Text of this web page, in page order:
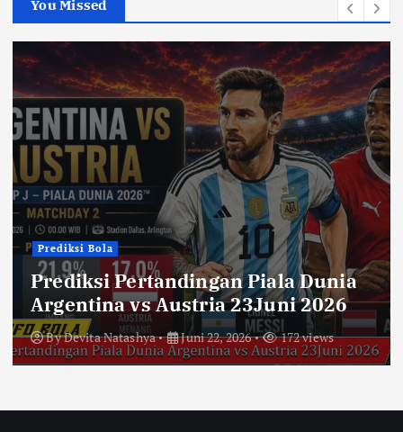
You Missed
Prediksi Bola
Prediksi Pertandingan Piala Dunia
Argentina vs Austria 23Juni 2026
ByDevita Natashya Juni 22, 2026 172 views